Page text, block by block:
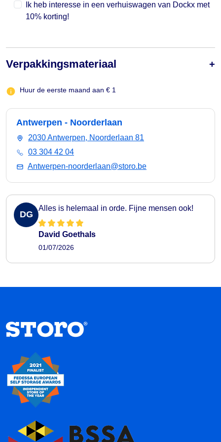
Ik heb interesse in een verhuiswagen van Dockx met
10% korting!
Verpakkingsmateriaal
Huur de eerste maand aan € 1
Antwerpen - Noorderlaan
2030 Antwerpen, Noorderlaan 81
03 304 42 04
Antwerpen-noorderlaan@storo.be
DG
Alles is helemaal in orde. Fijne mensen ook!
David Goethals
01/07/2026